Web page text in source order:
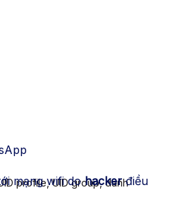
profile, UID group, danh
mạng wifi dohackerđiều